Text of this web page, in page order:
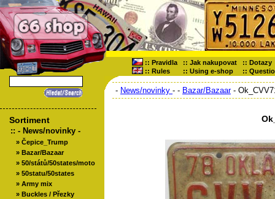
:: Pravidla :: Jak nakupovat :: Dotazy
:: Rules :: Using e-shop ::
Sortiment
:: - News/novinky -
» Čepice_Trump
» Bazar/Bazaar
» 50/států/50states/moto
» 50statu/50states
» Army mix
» Buckles / Přezky
- News/novinky - - Bazar/Bazaar-